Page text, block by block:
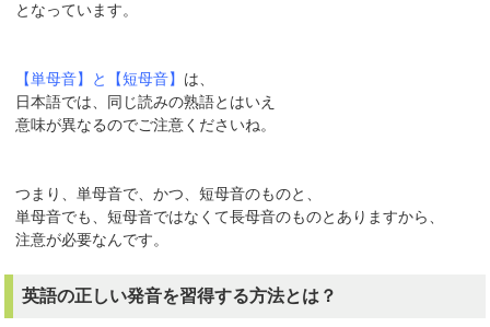
となっています。
【単母音】と【短母音】 は、
日本語では、同じ読みの熟語とはいえ
意味が異なるのでご注意くださいね。
つまり、単母音で、かつ、短母音のものと、
単母音でも、短母音ではなくて長母音のものとありますから、
注意が必要なんです。
英語の正しい発音を習得する方法とは？